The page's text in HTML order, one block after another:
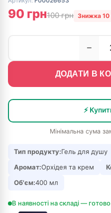
90 грн100 грн Знижка 10
−
ДОДАТИ В
⚡
Мінімальна сума
Тип продукту:Гель для душу
Аромат:Орхідея та крем
Об'єм:400 мл
В наявності на складі —